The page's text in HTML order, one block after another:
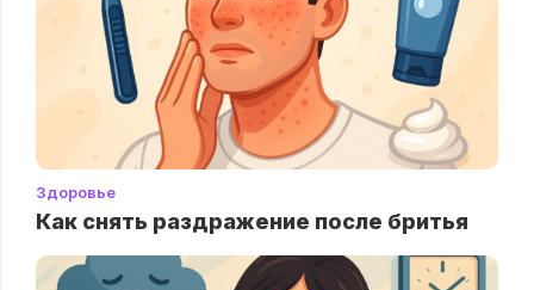
Здоровье
Как снять раздражение после бритья